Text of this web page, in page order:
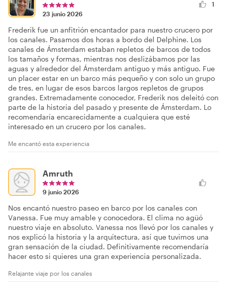
23 junio 2026
1
Frederik fue un anfitrión encantador para nuestro crucero por
los canales. Pasamos dos horas a bordo del Delphine. Los
canales de Ámsterdam estaban repletos de barcos de todos
los tamaños y formas, mientras nos deslizábamos por las
aguas y alrededor del Ámsterdam antiguo y más antiguo. Fue
un placer estar en un barco más pequeño y con solo un grupo
de tres, en lugar de esos barcos largos repletos de grupos
grandes. Extremadamente conocedor, Frederik nos deleitó con
parte de la historia del pasado y presente de Ámsterdam. Lo
recomendaría encarecidamente a cualquiera que esté
interesado en un crucero por los canales.
Me encantó esta experiencia
Amruth
9 junio 2026
Nos encantó nuestro paseo en barco por los canales con
Vanessa. Fue muy amable y conocedora. El clima no agüó
nuestro viaje en absoluto. Vanessa nos llevó por los canales y
nos explicó la historia y la arquitectura, así que tuvimos una
gran sensación de la ciudad. Definitivamente recomendaría
hacer esto si quieres una gran experiencia personalizada.
Relajante viaje por los canales